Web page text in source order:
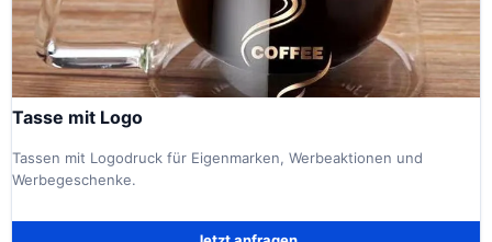
Tasse mit Logo
Tassen mit Logodruck für Eigenmarken, Werbeaktionen und
Werbegeschenke.